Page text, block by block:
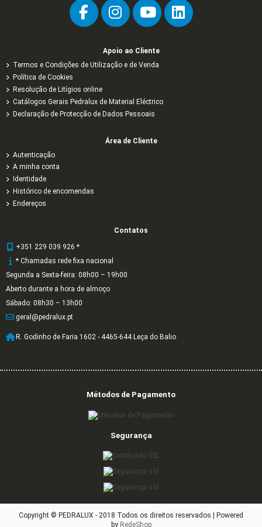
Apoio ao Cliente
Termos e Condições de Utilização e de Venda
Política de Cookies
Resolução de Litígios online
Catálogos Gerais Pedralux de Material Eléctrico
Declaração de Protecção de Dados Pessoais
Área de Cliente
Autenticação
A minha conta
Identidade
Histórico de encomendas
Endereços
Contatos
+351 229 039 926 *
* Chamadas rede fixa nacional
Segunda a Sexta-feira: 08h00 – 19h00
Aberto durante a hora de almoço
Sábado: 08h30 – 13h00
geral@pedralux.pt
R. Godinho de Faria 1602 - 4465-644 Leça do Balio
Métodos de Pagamento
Segurança
Copyright © PEDRALUX - 2018 Todos os direitos reservados |
Powered
by RedeShop